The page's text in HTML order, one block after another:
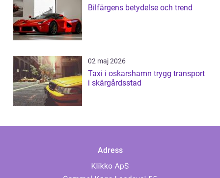
Bilfärgens betydelse och trend
02 maj 2026
Taxi i oskarshamn trygg transport
i skärgårdsstad
Adress